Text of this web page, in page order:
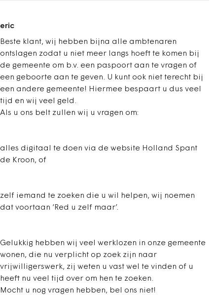
eric
Beste klant, wij hebben bijna alle ambtenaren
ontslagen zodat u niet meer langs hoeft te komen bij
de gemeente om b.v. een paspoort aan te vragen of
een geboorte aan te geven. U kunt ook niet terecht bij
een andere gemeente! Hiermee bespaart u dus veel
tijd en wij veel geld.
Als u ons belt zullen wij u vragen om:
alles digitaal te doen via de website Holland Spant
de Kroon, of
zelf iemand te zoeken die u wil helpen, wij noemen
dat voortaan ‘Red u zelf maar’.
Gelukkig hebben wij veel werklozen in onze gemeente
wonen, die nu verplicht op zoek zijn naar
vrijwilligerswerk, zij weten u vast wel te vinden of u
heeft nu veel tijd over om hen te zoeken.
Mocht u nog vragen hebben, bel ons niet!